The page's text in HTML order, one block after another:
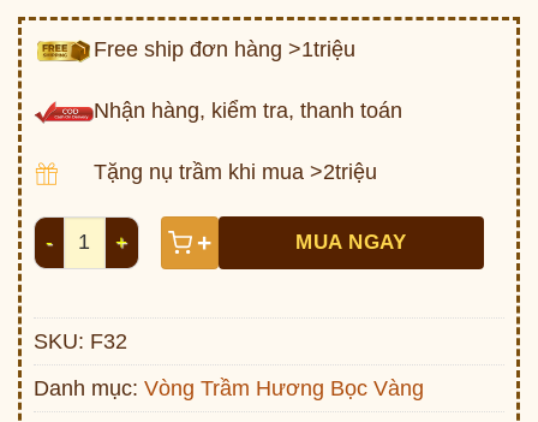
Free ship đơn hàng >1triệu
Nhận hàng, kiểm tra, thanh toán
Tặng nụ trầm khi mua >2triệu
Vòng Trầm Hương chữ Phúc Lộc Thọ (F32) bọc vàng
+ MUA NGAY
SKU: F32
Danh mục: Vòng Trầm Hương Bọc Vàng